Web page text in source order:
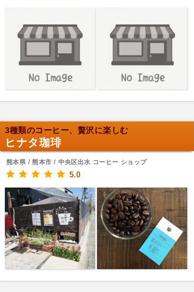
3種類のコーヒー、贅沢に楽しむ
ヒナタ珈琲
熊本県 / 熊本市 / 中央区出水 コーヒー ショップ
5.0